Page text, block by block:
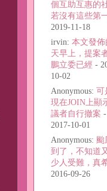
個互助互惠的
若沒有這些第
2019-11-18
irvin: 本文發佈
天早上，提案
鵬立委已經 -
10-02
Anonymous: 可
現在JOIN上顯
議者自行撤案 -
2017-10-01
Anonymous: 颱
到了，不知道
少人受難，真
2016-09-26